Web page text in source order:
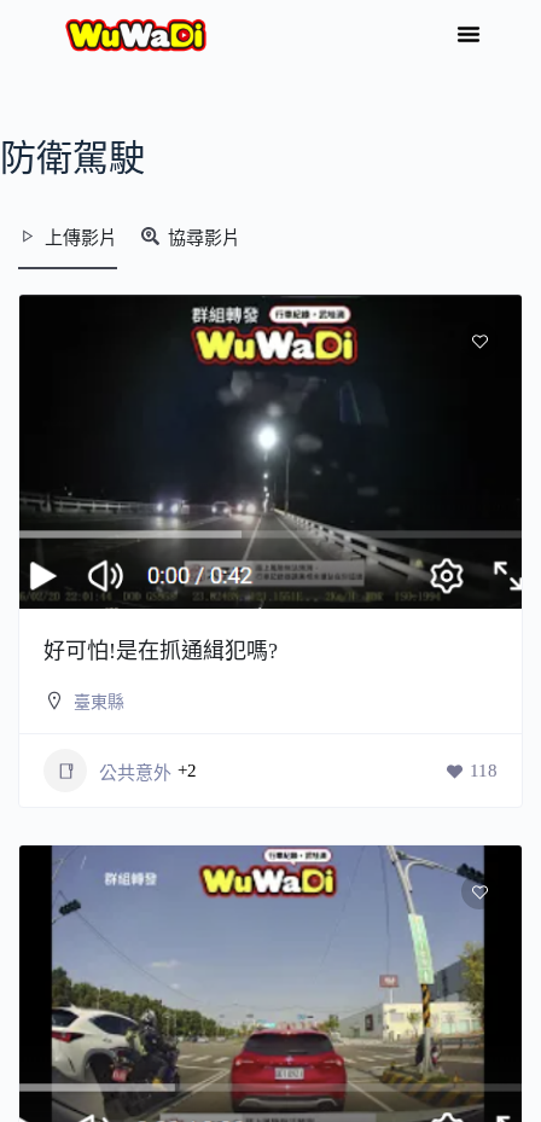
防衛駕駛
上傳影片 協尋影片
好可怕!是在抓通緝犯嗎?
臺東縣
公共意外 +2 118